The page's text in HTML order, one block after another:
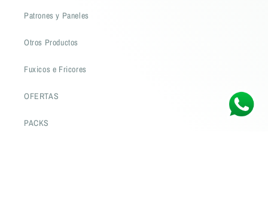
Patrones y Paneles
Otros Productos
Fuxicos e Fricores
OFERTAS
PACKS